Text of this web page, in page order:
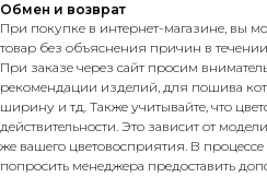
Обмен и возврат
При покупке в интернет-магазине, вы
товар без объяснения причин в
При заказе через сайт просим
рекомендации изделий, для пошива
ширину и тд. Также учитывайте, что
действительности. Это зависит от
же вашего цветовосприятия. В
попросить менеджера предоставить